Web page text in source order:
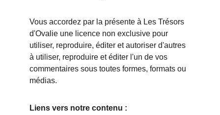
Vous accordez par la présente à Les Trésors
d'Ovalie une licence non exclusive pour
utiliser, reproduire, éditer et autoriser d'autres
à utiliser, reproduire et éditer l'un de vos
commentaires sous toutes formes, formats ou
médias.
Liens vers notre contenu :